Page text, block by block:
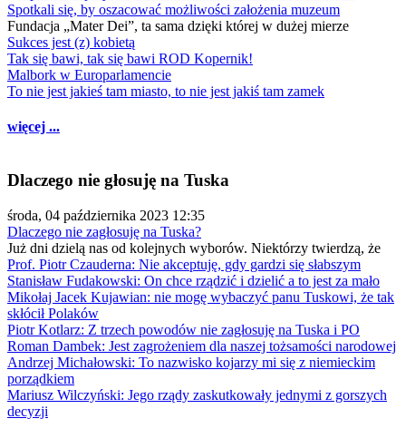
Spotkali się, by oszacować możliwości założenia muzeum
Fundacja „Mater Dei”, ta sama dzięki której w dużej mierze
Sukces jest (z) kobietą
Tak się bawi, tak się bawi ROD Kopernik!
Malbork w Europarlamencie
To nie jest jakieś tam miasto, to nie jest jakiś tam zamek
więcej ...
Dlaczego nie głosuję na Tuska
środa, 04 października 2023 12:35
Dlaczego nie zagłosuję na Tuska?
Już dni dzielą nas od kolejnych wyborów. Niektórzy twierdzą, że
Prof. Piotr Czauderna: Nie akceptuję, gdy gardzi się słabszym
Stanisław Fudakowski: On chce rządzić i dzielić a to jest za mało
Mikołaj Jacek Kujawian: nie mogę wybaczyć panu Tuskowi, że tak
skłócił Polaków
Piotr Kotlarz: Z trzech powodów nie zagłosuję na Tuska i PO
Roman Dambek: Jest zagrożeniem dla naszej tożsamości narodowej
Andrzej Michałowski: To nazwisko kojarzy mi się z niemieckim
porządkiem
Mariusz Wilczyński: Jego rządy zaskutkowały jednymi z gorszych
decyzji